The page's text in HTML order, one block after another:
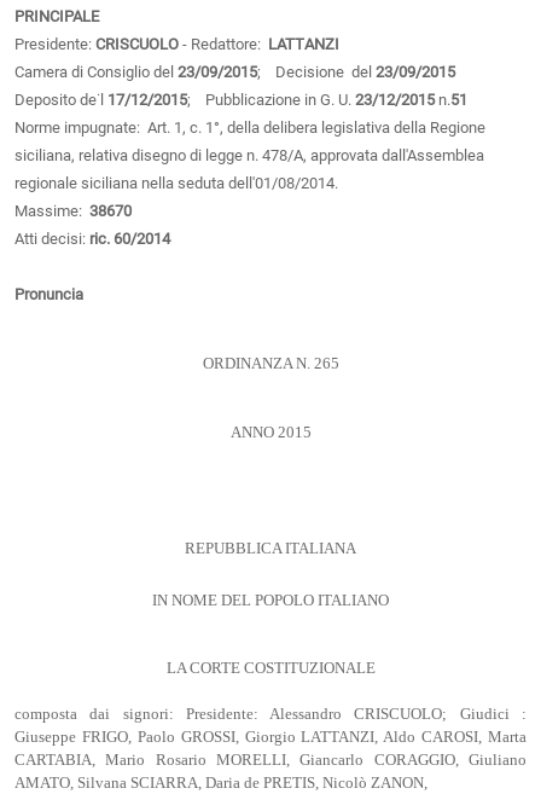
PRINCIPALE
Presidente: CRISCUOLO - Redattore: LATTANZI
Camera di Consiglio del 23/09/2015; Decisione del 23/09/2015
Deposito de˙l 17/12/2015; Pubblicazione in G. U. 23/12/2015n.51
Norme impugnate: Art. 1, c. 1°, della delibera legislativa della Regione
siciliana, relativa disegno di legge n. 478/A, approvata dall'Assemblea
regionale siciliana nella seduta dell'01/08/2014.
Massime: 38670
Atti decisi: ric. 60/2014
Pronuncia
ORDINANZA N. 265
ANNO 2015
REPUBBLICA ITALIANA
IN NOME DEL POPOLO ITALIANO
LA CORTE COSTITUZIONALE
composta dai signori: Presidente: Alessandro CRISCUOLO; Giudici :
Giuseppe FRIGO, Paolo GROSSI, Giorgio LATTANZI, Aldo CAROSI, Marta
CARTABIA, Mario Rosario MORELLI, Giancarlo CORAGGIO, Giuliano
AMATO, Silvana SCIARRA, Daria de PRETIS, Nicolò ZANON,